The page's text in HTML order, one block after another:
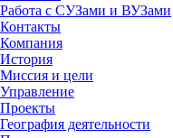
Работа с СУЗами и ВУЗами
Контакты
Компания
История
Миссия и цели
Управление
Проекты
География деятельности